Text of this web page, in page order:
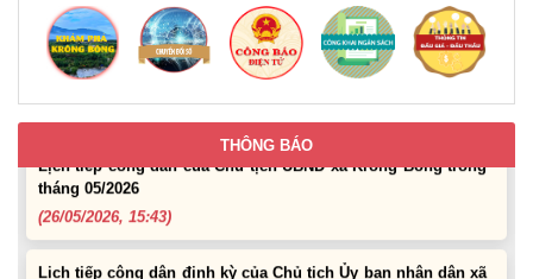
THÔNG BÁO
Lịch tiếp công dân định kỳ của Thường trực HĐND xã tháng
05 năm 2026
Lịch tiếp công dân của Chủ tịch UBND xã Krông Bông trong
tháng 05/2026
(26/05/2026, 15:43)